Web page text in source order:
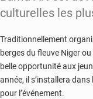
culturelles les
Traditionnellement
berges du fleuve Niger
belle opportunité aux
année, il s’installera
pour l’événement.